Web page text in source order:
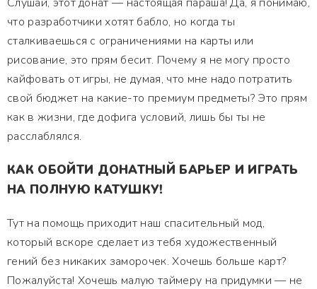
что разработчики хотят бабло, но когда ты
сталкиваешься с ограничениями на карты или
рисование, это прям бесит. Почему я не могу просто
кайфовать от игры, не думая, что мне надо потратить
свой бюджет на какие-то премиум предметы? Это прям
как в жизни, где дофига условий, лишь бы ты не
расслаблялся.
КАК ОБОЙТИ ДОНАТНЫЙ БАРЬЕР И ИГРАТЬ
НА ПОЛНУЮ КАТУШКУ!
Тут на помощь приходит наш спасительный мод,
который вскоре сделает из тебя художественный
гений без никаких заморочек. Хочешь больше карт?
Пожалуйста! Хочешь малую таймеру на придумки — не